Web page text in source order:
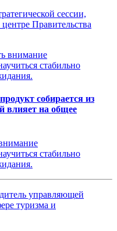
сессии,
Правительства
собирается из
влияет на общее
стабильно
управляющей
туризма и